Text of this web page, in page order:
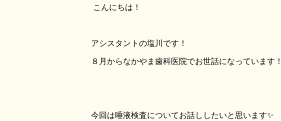
こんにちは！
アシスタントの塩川です！
８月からなかやま歯科医院でお世話になっています！
今回は唾液検査についてお話ししたいと思います✨